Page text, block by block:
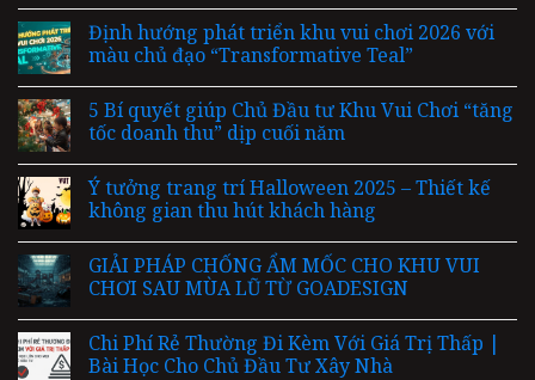
Định hướng phát triển khu vui chơi 2026 với
màu chủ đạo “Transformative Teal”
5 Bí quyết giúp Chủ Đầu tư Khu Vui Chơi “tăng
tốc doanh thu” dịp cuối năm
Ý tưởng trang trí Halloween 2025 – Thiết kế
không gian thu hút khách hàng
GIẢI PHÁP CHỐNG ẨM MỐC CHO KHU VUI
CHƠI SAU MÙA LŨ TỪ GOADESIGN
Chi Phí Rẻ Thường Đi Kèm Với Giá Trị Thấp |
Bài Học Cho Chủ Đầu Tư Xây Nhà